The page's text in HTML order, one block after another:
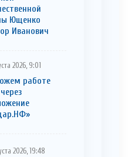
Ющенко
Иванович
2026, 9:01
работе
2026, 19:48